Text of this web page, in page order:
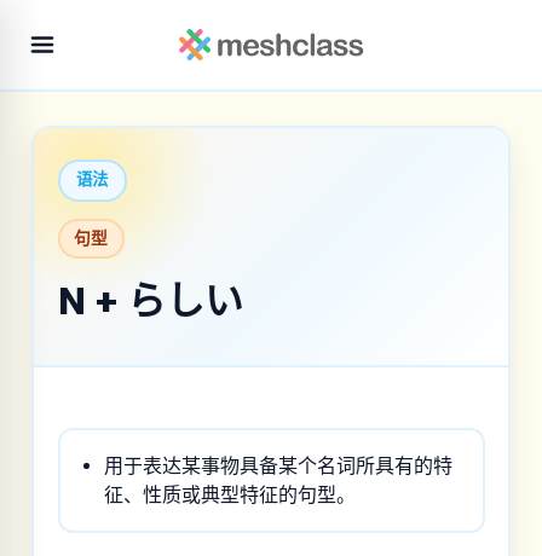
语法
句型
N + らしい
用于表达某事物具备某个名词所具有的特
征、性质或典型特征的句型。